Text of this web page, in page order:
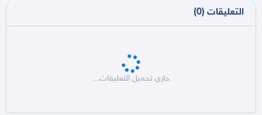
التعليقات (
0
)
جاري تحميل التعليقات...